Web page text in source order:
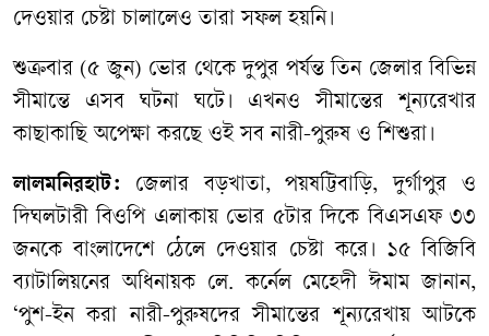
দেওয়ার চেষ্টা চালালেও তারা সফল হয়নি।
শুক্রবার (৫ জুন) ভোর থেকে দুপুর পর্যন্ত তিন জেলার বিভিন্ন
সীমান্তে এসব ঘটনা ঘটে। এখনও সীমান্তের শূন্যরেখার
কাছাকাছি অপেক্ষা করছে ওই সব নারী-পুরুষ ও শিশুরা।
লালমনিরহাট: জেলার বড়খাতা, পয়ষট্টিবাড়ি, দুর্গাপুর ও
দিঘলটারী বিওপি এলাকায় ভোর ৫টার দিকে বিএসএফ ৩৩
জনকে বাংলাদেশে ঠেলে দেওয়ার চেষ্টা করে। ১৫ বিজিবি
ব্যাটালিয়নের অধিনায়ক লে. কর্নেল মেহেদী ঈমাম জানান,
‘পুশ-ইন করা নারী-পুরুষদের সীমান্তের শূন্যরেখায় আটকে